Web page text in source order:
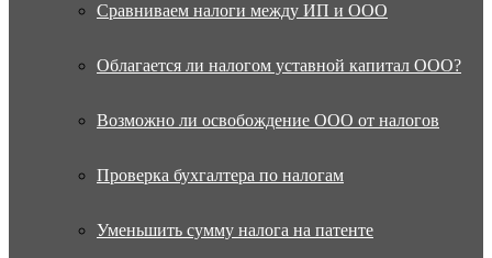
Сравниваем налоги между ИП и ООО
Облагается ли налогом уставной капитал ООО?
Возможно ли освобождение ООО от налогов
Проверка бухгалтера по налогам
Уменьшить сумму налога на патенте